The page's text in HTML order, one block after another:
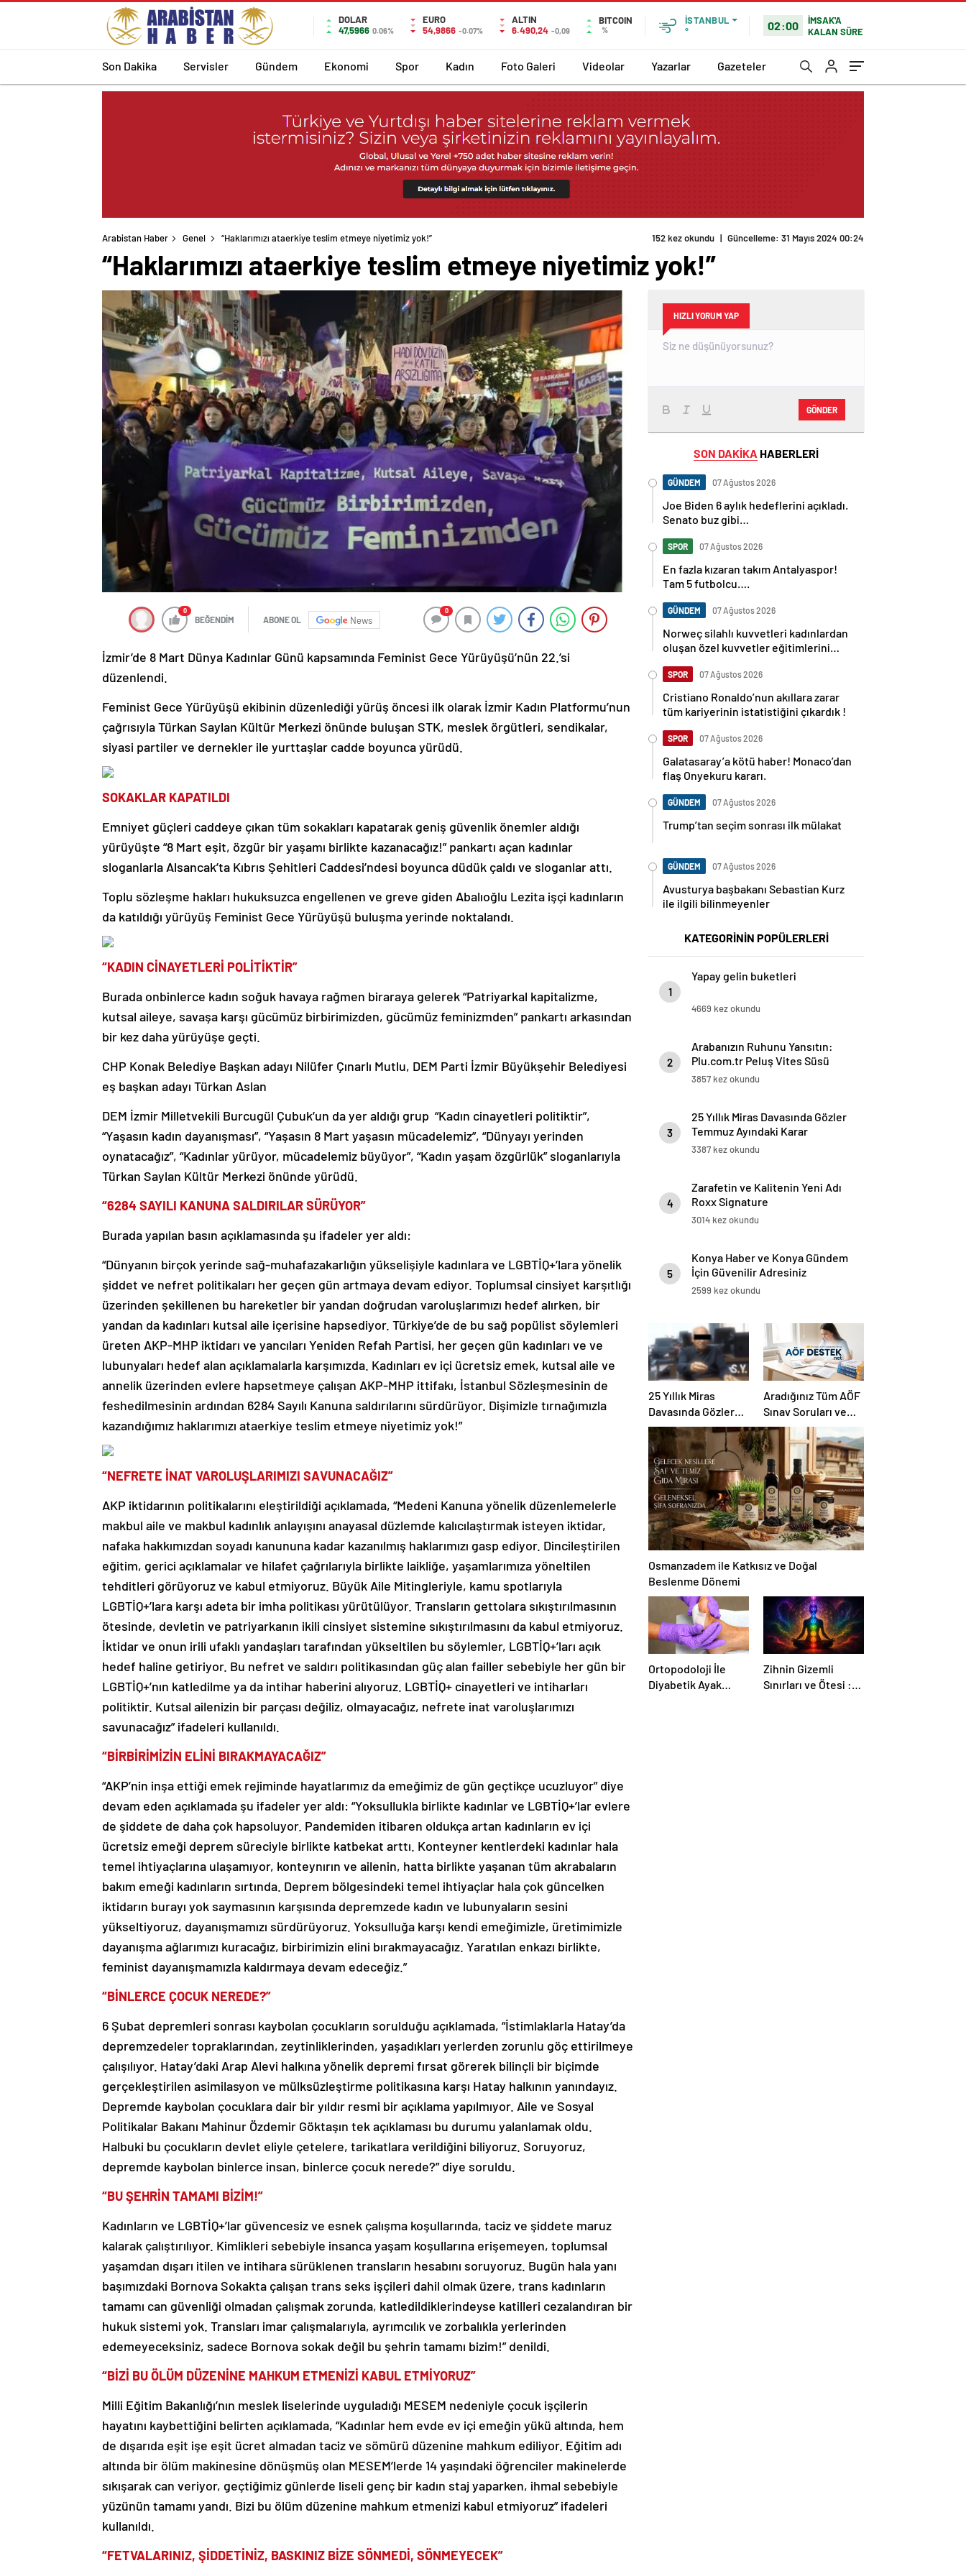
DOLAR
47,5966 0.06%
EURO
54,9866 -0.07%
ALTIN
6.490,24 -0,09
BITCOIN
%
İSTANBUL
°
02:00
İMSAK'A
KALAN SÜRE
Son Dakika Servisler Gündem Ekonomi Spor Kadın Foto Galeri Videolar Yazarlar Gazeteler
Arabistan Haber Genel “Haklarımızı ataerkiye teslim etmeye niyetimiz yok!” 152 kez okundu | Güncelleme: 31 Mayıs 2024 00:24
“Haklarımızı ataerkiye teslim etmeye niyetimiz yok!”
0
BEĞENDİM ABONE OL News
0
İzmir’de 8 Mart Dünya Kadınlar Günü kapsamında Feminist Gece Yürüyüşü’nün 22.’si
düzenlendi.
Feminist Gece Yürüyüşü ekibinin düzenlediği yürüş öncesi ilk olarak İzmir Kadın Platformu’nun
çağrısıyla Türkan Saylan Kültür Merkezi önünde buluşan STK, meslek örgütleri, sendikalar,
siyasi partiler ve dernekler ile yurttaşlar cadde boyunca yürüdü.
SOKAKLAR KAPATILDI
Emniyet güçleri caddeye çıkan tüm sokakları kapatarak geniş güvenlik önemler aldığı
yürüyüşte “8 Mart eşit, özgür bir yaşamı birlikte kazanacağız!” pankartı açan kadınlar
sloganlarla Alsancak’ta Kıbrıs Şehitleri Caddesi’ndesi boyunca düdük çaldı ve sloganlar attı.
Toplu sözleşme hakları hukuksuzca engellenen ve greve giden Abalıoğlu Lezita işçi kadınların
da katıldığı yürüyüş Feminist Gece Yürüyüşü buluşma yerinde noktalandı.
“KADIN CİNAYETLERİ POLİTİKTİR”
Burada onbinlerce kadın soğuk havaya rağmen biraraya gelerek “Patriyarkal kapitalizme,
kutsal aileye, savaşa karşı gücümüz birbirimizden, gücümüz feminizmden” pankartı arkasından
bir kez daha yürüyüşe geçti.
CHP Konak Belediye Başkan adayı Nilüfer Çınarlı Mutlu, DEM Parti İzmir Büyükşehir Belediyesi
eş başkan adayı Türkan Aslan
DEM İzmir Milletvekili Burcugül Çubuk’un da yer aldığı grup “Kadın cinayetleri politiktir”,
“Yaşasın kadın dayanışması”, “Yaşasın 8 Mart yaşasın mücadelemiz”, “Dünyayı yerinden
oynatacağız”, “Kadınlar yürüyor, mücadelemiz büyüyor”, “Kadın yaşam özgürlük” sloganlarıyla
Türkan Saylan Kültür Merkezi önünde yürüdü.
“6284 SAYILI KANUNA SALDIRILAR SÜRÜYOR”
Burada yapılan basın açıklamasında şu ifadeler yer aldı:
“Dünyanın birçok yerinde sağ-muhafazakarlığın yükselişiyle kadınlara ve LGBTİQ+’lara yönelik
şiddet ve nefret politikaları her geçen gün artmaya devam ediyor. Toplumsal cinsiyet karşıtlığı
üzerinden şekillenen bu hareketler bir yandan doğrudan varoluşlarımızı hedef alırken, bir
yandan da kadınları kutsal aile içerisine hapsediyor. Türkiye’de de bu sağ popülist söylemleri
üreten AKP-MHP iktidarı ve yancıları Yeniden Refah Partisi, her geçen gün kadınları ve ve
lubunyaları hedef alan açıklamalarla karşımızda. Kadınları ev içi ücretsiz emek, kutsal aile ve
annelik üzerinden evlere hapsetmeye çalışan AKP-MHP ittifakı, İstanbul Sözleşmesinin de
feshedilmesinin ardından 6284 Sayılı Kanuna saldırılarını sürdürüyor. Dişimizle tırnağımızla
kazandığımız haklarımızı ataerkiye teslim etmeye niyetimiz yok!”
“NEFRETE İNAT VAROLUŞLARIMIZI SAVUNACAĞIZ”
AKP iktidarının politikalarını eleştirildiği açıklamada, “Medeni Kanuna yönelik düzenlemelerle
makbul aile ve makbul kadınlık anlayışını anayasal düzlemde kalıcılaştırmak isteyen iktidar,
nafaka hakkımızdan soyadı kanununa kadar kazanılmış haklarımızı gasp ediyor. Dincileştirilen
eğitim, gerici açıklamalar ve hilafet çağrılarıyla birlikte laikliğe, yaşamlarımıza yöneltilen
tehditleri görüyoruz ve kabul etmiyoruz. Büyük Aile Mitingleriyle, kamu spotlarıyla
LGBTİQ+’lara karşı adeta bir imha politikası yürütülüyor. Transların gettolara sıkıştırılmasının
ötesinde, devletin ve patriyarkanın ikili cinsiyet sistemine sıkıştırılmasını da kabul etmiyoruz.
İktidar ve onun irili ufaklı yandaşları tarafından yükseltilen bu söylemler, LGBTİQ+’ları açık
hedef haline getiriyor. Bu nefret ve saldırı politikasından güç alan failler sebebiyle her gün bir
LGBTİQ+’nın katledilme ya da intihar haberini alıyoruz. LGBTİQ+ cinayetleri ve intiharları
politiktir. Kutsal ailenizin bir parçası değiliz, olmayacağız, nefrete inat varoluşlarımızı
savunacağız” ifadeleri kullanıldı.
“BİRBİRİMİZİN ELİNİ BIRAKMAYACAĞIZ”
“AKP’nin inşa ettiği emek rejiminde hayatlarımız da emeğimiz de gün geçtikçe ucuzluyor” diye
devam eden açıklamada şu ifadeler yer aldı: “Yoksullukla birlikte kadınlar ve LGBTİQ+’lar evlere
de şiddete de daha çok hapsoluyor. Pandemiden itibaren oldukça artan kadınların ev içi
ücretsiz emeği deprem süreciyle birlikte katbekat arttı. Konteyner kentlerdeki kadınlar hala
temel ihtiyaçlarına ulaşamıyor, konteynırın ve ailenin, hatta birlikte yaşanan tüm akrabaların
bakım emeği kadınların sırtında. Deprem bölgesindeki temel ihtiyaçlar hala çok güncelken
iktidarın burayı yok saymasının karşısında depremzede kadın ve lubunyaların sesini
yükseltiyoruz, dayanışmamızı sürdürüyoruz. Yoksulluğa karşı kendi emeğimizle, üretimimizle
dayanışma ağlarımızı kuracağız, birbirimizin elini bırakmayacağız. Yaratılan enkazı birlikte,
feminist dayanışmamızla kaldırmaya devam edeceğiz.”
“BİNLERCE ÇOCUK NEREDE?”
6 Şubat depremleri sonrası kaybolan çocukların sorulduğu açıklamada, “İstimlaklarla Hatay’da
depremzedeler topraklarından, zeytinliklerinden, yaşadıkları yerlerden zorunlu göç ettirilmeye
çalışılıyor. Hatay’daki Arap Alevi halkına yönelik depremi fırsat görerek bilinçli bir biçimde
gerçekleştirilen asimilasyon ve mülksüzleştirme politikasına karşı Hatay halkının yanındayız.
Depremde kaybolan çocuklara dair bir yıldır resmi bir açıklama yapılmıyor. Aile ve Sosyal
Politikalar Bakanı Mahinur Özdemir Göktaşın tek açıklaması bu durumu yalanlamak oldu.
Halbuki bu çocukların devlet eliyle çetelere, tarikatlara verildiğini biliyoruz. Soruyoruz,
depremde kaybolan binlerce insan, binlerce çocuk nerede?” diye soruldu.
“BU ŞEHRİN TAMAMI BİZİM!”
Kadınların ve LGBTİQ+’lar güvencesiz ve esnek çalışma koşullarında, taciz ve şiddete maruz
kalarak çalıştırılıyor. Kimlikleri sebebiyle insanca yaşam koşullarına erişemeyen, toplumsal
yaşamdan dışarı itilen ve intihara sürüklenen transların hesabını soruyoruz. Bugün hala yanı
başımızdaki Bornova Sokakta çalışan trans seks işçileri dahil olmak üzere, trans kadınların
tamamı can güvenliği olmadan çalışmak zorunda, katledildiklerindeyse katilleri cezalandıran bir
hukuk sistemi yok. Transları imar çalışmalarıyla, ayrımcılık ve zorbalıkla yerlerinden
edemeyeceksiniz, sadece Bornova sokak değil bu şehrin tamamı bizim!” denildi.
“BİZİ BU ÖLÜM DÜZENİNE MAHKUM ETMENİZİ KABUL ETMİYORUZ”
Milli Eğitim Bakanlığı’nın meslek liselerinde uyguladığı MESEM nedeniyle çocuk işçilerin
hayatını kaybettiğini belirten açıklamada, “Kadınlar hem evde ev içi emeğin yükü altında, hem
de dışarıda eşit işe eşit ücret almadan taciz ve sömürü düzenine mahkum ediliyor. Eğitim adı
altında bir ölüm makinesine dönüşmüş olan MESEM’lerde 14 yaşındaki öğrenciler makinelerde
sıkışarak can veriyor, geçtiğimiz günlerde liseli genç bir kadın staj yaparken, ihmal sebebiyle
yüzünün tamamı yandı. Bizi bu ölüm düzenine mahkum etmenizi kabul etmiyoruz” ifadeleri
kullanıldı.
“FETVALARINIZ, ŞİDDETİNİZ, BASKINIZ BİZE SÖNMEDİ, SÖNMEYECEK”
HIZLI YORUM YAP
GÖNDER
SON DAKİKA HABERLERİ
GÜNDEM 07 Ağustos 2026
Joe Biden 6 aylık hedeflerini açıkladı.
Senato buz gibi…
SPOR 07 Ağustos 2026
En fazla kızaran takım Antalyaspor!
Tam 5 futbolcu….
GÜNDEM 07 Ağustos 2026
Norweç silahlı kuvvetleri kadınlardan
oluşan özel kuvvetler eğitimlerini
SPOR 07 Ağustos 2026
Cristiano Ronaldo’nun akıllara zarar
tüm kariyerinin istatistiğini çıkardık !
SPOR 07 Ağustos 2026
Galatasaray’a kötü haber! Monaco’dan
flaş Onyekuru kararı.
GÜNDEM 07 Ağustos 2026
Trump’tan seçim sonrası ilk mülakat
GÜNDEM 07 Ağustos 2026
Avusturya başbakanı Sebastian Kurz
ile ilgili bilinmeyenler
KATEGORİNİN POPÜLERLERİ
1
Yapay gelin buketleri
4669 kez okundu
2
Arabanızın Ruhunu Yansıtın:
Plu.com.tr Peluş Vites Süsü
Modelleri
3857 kez okundu
3
25 Yıllık Miras Davasında Gözler
Temmuz Ayındaki Karar
Duruşmasına Çevrildi
3387 kez okundu
4
Zarafetin ve Kalitenin Yeni Adı
Roxx Signature
3014 kez okundu
5
Konya Haber ve Konya Gündem
İçin Güvenilir Adresiniz
2599 kez okundu
25 Yıllık Miras
Davasında Gözler
Temmuz Ayındaki
Karar Duruşmasına
Çevrildi
Aradığınız Tüm AÖF
Sınav Soruları ve
Canlı Açıköğretim
Forumu Burada
Osmanzadem ile Katkısız ve Doğal
Beslenme Dönemi
Ortopodoloji İle
Diyabetik Ayak
Zihnin Gizemli
Sınırları ve Ötesi :